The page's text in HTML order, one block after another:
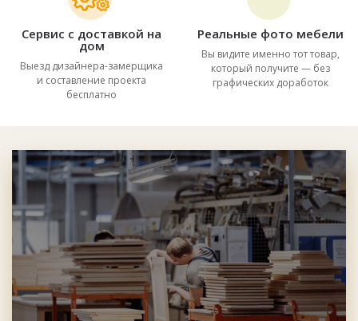
Сервис с доставкой на
дом
Выезд дизайнера-замерщика
и составление проекта
бесплатно
Реальные фото мебели
Вы видите именно тот товар,
который получите — без
графических доработок